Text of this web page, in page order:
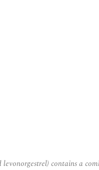
contains a